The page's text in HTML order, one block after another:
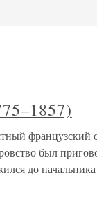
был
до